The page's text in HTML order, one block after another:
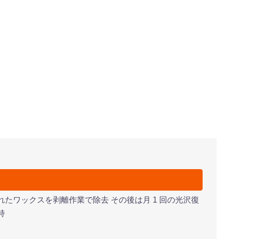
たワックスを剥離作業で除去 その後は月 1 回の光沢復